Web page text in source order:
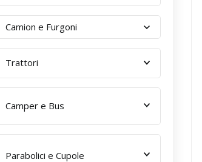
Camion e Furgoni
Trattori
Camper e Bus
Parabolici e Cupole